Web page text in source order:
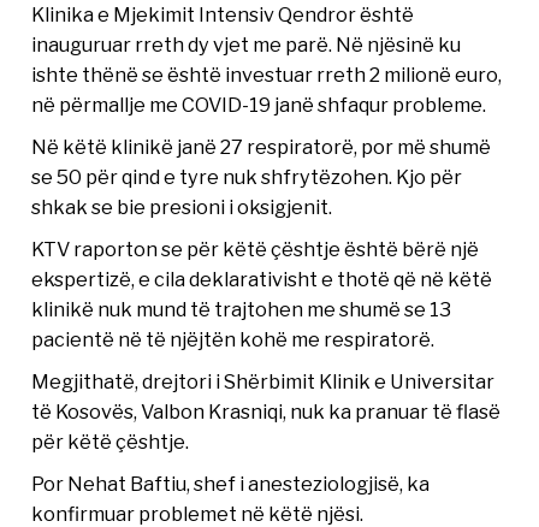
Klinika e Mjekimit Intensiv Qendror është
inauguruar rreth dy vjet me parë. Në njësinë ku
ishte thënë se është investuar rreth 2 milionë euro,
në përmallje me COVID-19 janë shfaqur probleme.
Në këtë klinikë janë 27 respiratorë, por më shumë
se 50 për qind e tyre nuk shfrytëzohen. Kjo për
shkak se bie presioni i oksigjenit.
KTV raporton se për këtë çështje është bërë një
ekspertizë, e cila deklarativisht e thotë që në këtë
klinikë nuk mund të trajtohen me shumë se 13
pacientë në të njëjtën kohë me respiratorë.
Megjithatë, drejtori i Shërbimit Klinik e Universitar
të Kosovës, Valbon Krasniqi, nuk ka pranuar të flasë
për këtë çështje.
Por Nehat Baftiu, shef i anesteziologjisë, ka
konfirmuar problemet në këtë njësi.